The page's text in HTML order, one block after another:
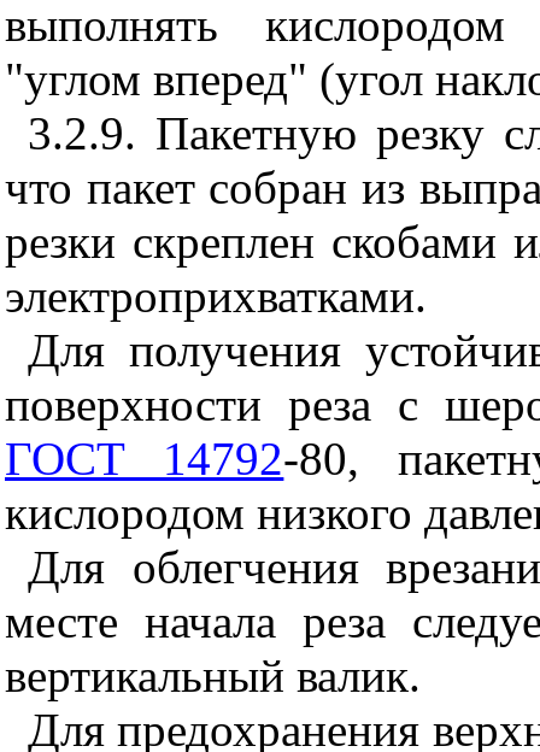
выполнять
"углом вперед" (угол
3.2.9. Пакетную резку
что пакет собран из
резки скреплен скобами
электроприхватками.
Для получения
поверхности реза с
ГОСТ 14792-80,
кислородом низкого
Для облегчения
месте начала реза
вертикальный валик.
Для предохранения